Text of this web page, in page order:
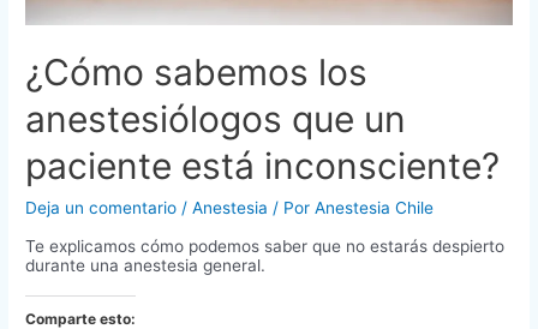
¿Cómo sabemos los
anestesiólogos que un
paciente está inconsciente?
Deja un comentario /Anestesia / PorAnestesia Chile
Te explicamos cómo podemos saber que no estarás despierto
durante una anestesia general.
Comparte esto: